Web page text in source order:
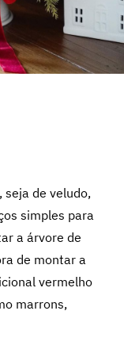
seja de veludo,
simples para
a árvore de
de montar a
vermelho
marrons,